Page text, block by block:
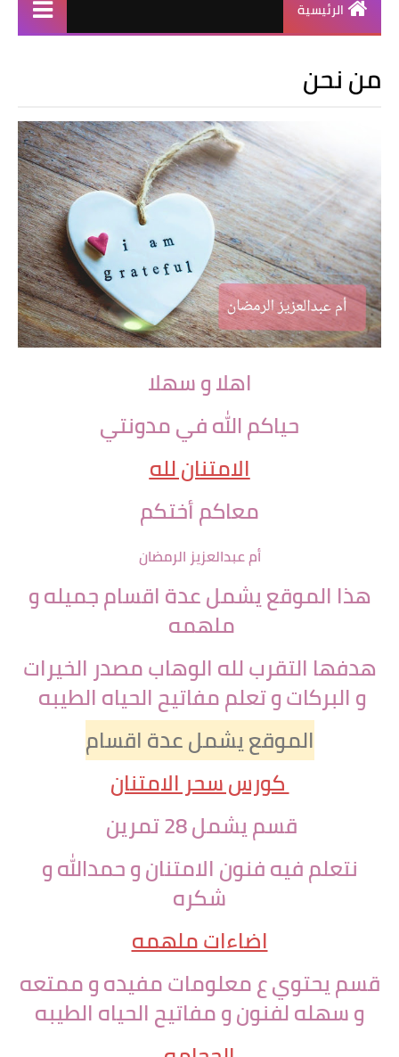
الرئيسية
من نحن
اهلا و سهلا
حياكم الله في مدونتي
الامتنان لله
معاكم أختكم
أم عبدالعزيز الرمضان
هذا الموقع يشمل عدة اقسام جميله و
ملهمه
هدفها التقرب لله الوهاب مصدر الخيرات
و البركات و تعلم مفاتيح الحياه الطيبه
الموقع يشمل عدة اقسام
كورس سحر الامتنان
قسم يشمل 28 تمرين
نتعلم فيه فنون الامتنان و حمدالله و
شكره
اضاءات ملهمه
قسم يحتوي ع معلومات مفيده و ممتعه
و سهله لفنون و مفاتيح الحياه الطيبه